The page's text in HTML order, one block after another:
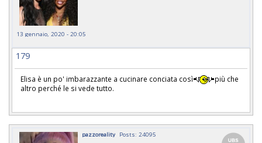
13 gennaio, 2020 - 20:05
179
Elisa è un po' imbarazzante a cucinare conciata così
più che
altro perché le si vede tutto.
pazzoreality Posts: 24095